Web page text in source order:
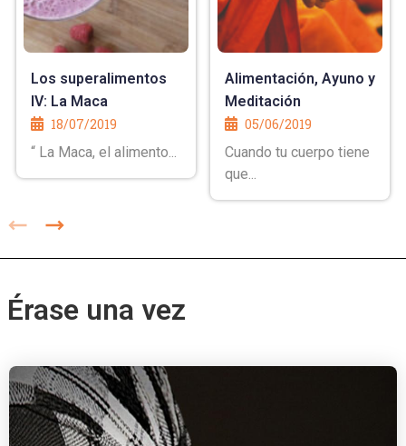
Los superalimentos
IV: La Maca
18/07/2019
“ La Maca, el alimento...
Alimentación, Ayuno y
Meditación
05/06/2019
Cuando tu cuerpo tiene
que...
Érase una vez